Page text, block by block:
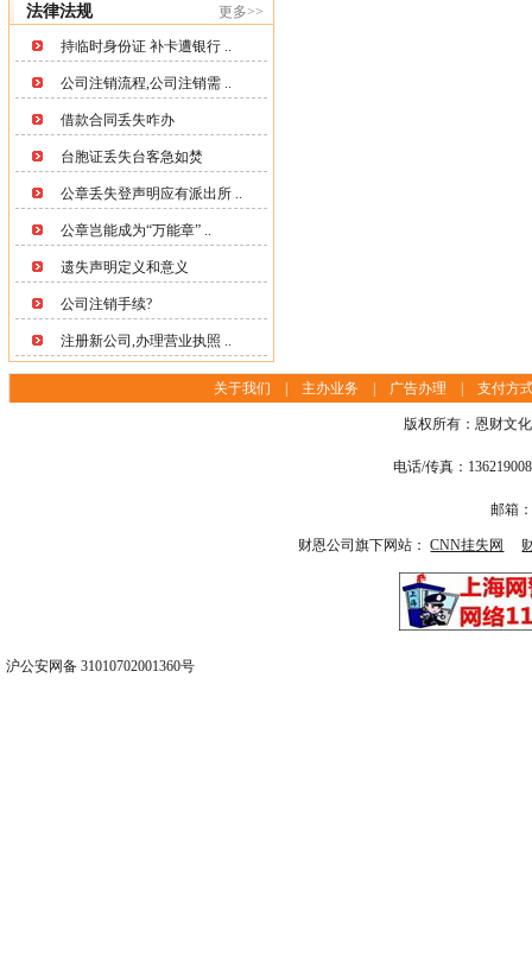
法律法规 更多>>
持临时身份证 补卡遭银行 ..
公司注销流程,公司注销需 ..
借款合同丢失咋办
台胞证丢失台客急如焚
公章丢失登声明应有派出所 ..
公章岂能成为“万能章” ..
遗失声明定义和意义
公司注销手续?
注册新公司,办理营业执照 ..
关于我们 | 主办业务 | 广告办理 |支付方
版权所有：恩财文
电话/传真：
邮箱
财恩公司旗下网站：CNN挂失网
沪公安网备 31010702001360号